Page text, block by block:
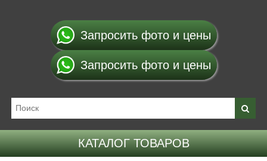
Запросить фото и цены
Запросить фото и цены
КАТАЛОГ ТОВАРОВ